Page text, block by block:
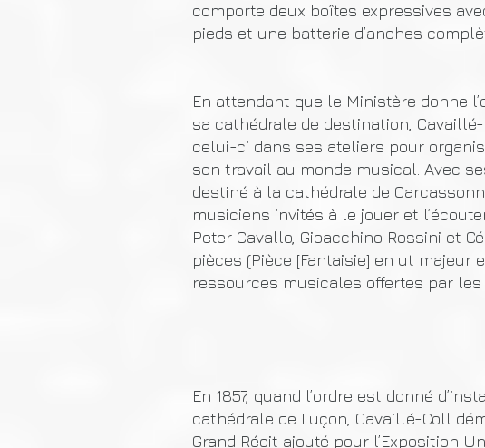
comporte deux boîtes expressives
pieds et une batterie d’anches
En attendant que le Ministère donne
sa cathédrale de destination,
celui-ci dans ses ateliers pour
son travail au monde musical. Avec
destiné à la cathédrale de
musiciens invités à le jouer et
Peter Cavallo, Gioacchino Rossini et
pièces (Pièce [Fantaisie] en ut
ressources musicales offertes par les
En 1857, quand l’ordre est donné
cathédrale de Luçon, Cavaillé-Coll
Grand Récit ajouté pour l’Exposition